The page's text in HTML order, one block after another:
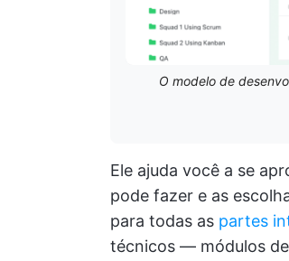
O modelo de
Ele ajuda você a se
pode fazer e as
para todas as partes
técnicos — módulos